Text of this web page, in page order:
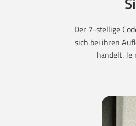
Der 7-stellige
sich bei ihren
handelt. Je